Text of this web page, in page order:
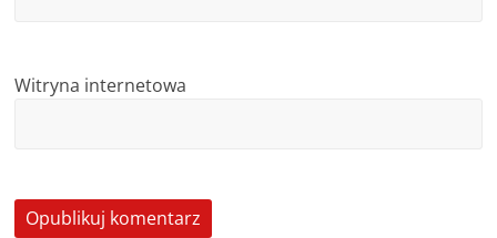
Witryna internetowa